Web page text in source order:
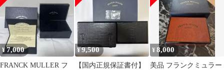
バンド クロコダイル ダ
ークブラウン 未使用 純
正 替え マット 26mm
ダークブラウン 茶 【中
古】
用自動巻腕時計 メンズ
ウォッチ 保存箱 保証書
付
OG 中古 メンズ
¥7,000
FRANCK MULLER フ
¥9,500
【国内正規保証書付】
¥8,000
美品 フランクミュラー